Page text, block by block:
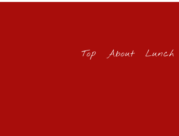
Top About Lunch